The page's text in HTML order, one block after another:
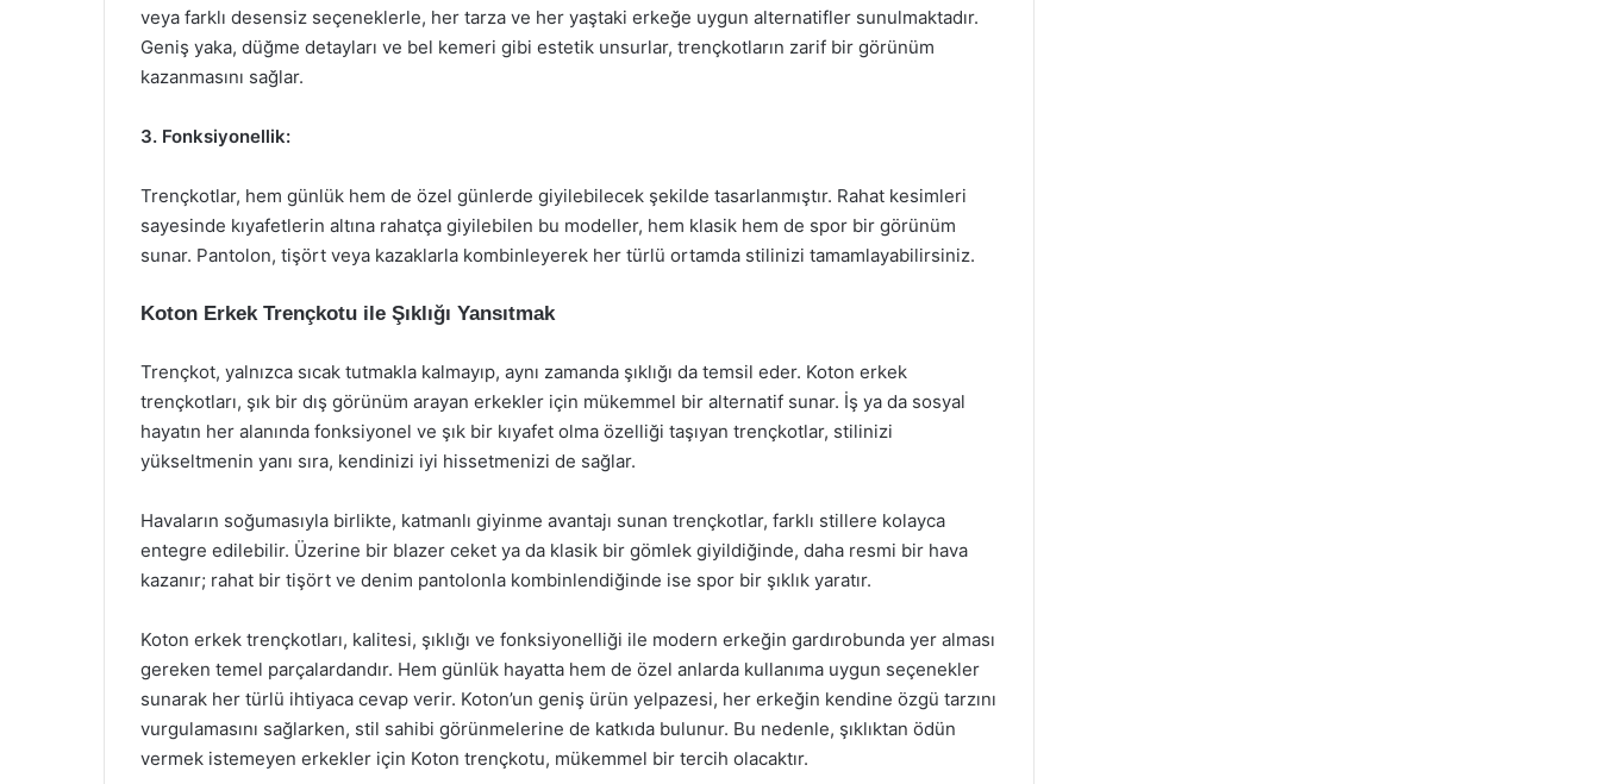
veya farklı desensiz seçeneklerle, her tarza ve her yaştaki erkeğe uygun alternatifler sunulmaktadır.
Geniş yaka, düğme detayları ve bel kemeri gibi estetik unsurlar, trençkotların zarif bir görünüm
kazanmasını sağlar.
3. Fonksiyonellik:
Trençkotlar, hem günlük hem de özel günlerde giyilebilecek şekilde tasarlanmıştır. Rahat kesimleri
sayesinde kıyafetlerin altına rahatça giyilebilen bu modeller, hem klasik hem de spor bir görünüm
sunar. Pantolon, tişört veya kazaklarla kombinleyerek her türlü ortamda stilinizi tamamlayabilirsiniz.
Koton Erkek Trençkotu ile Şıklığı Yansıtmak
Trençkot, yalnızca sıcak tutmakla kalmayıp, aynı zamanda şıklığı da temsil eder. Koton erkek
trençkotları, şık bir dış görünüm arayan erkekler için mükemmel bir alternatif sunar. İş ya da sosyal
hayatın her alanında fonksiyonel ve şık bir kıyafet olma özelliği taşıyan trençkotlar, stilinizi
yükseltmenin yanı sıra, kendinizi iyi hissetmenizi de sağlar.
Havaların soğumasıyla birlikte, katmanlı giyinme avantajı sunan trençkotlar, farklı stillere kolayca
entegre edilebilir. Üzerine bir blazer ceket ya da klasik bir gömlek giyildiğinde, daha resmi bir hava
kazanır; rahat bir tişört ve denim pantolonla kombinlendiğinde ise spor bir şıklık yaratır.
Koton erkek trençkotları, kalitesi, şıklığı ve fonksiyonelliği ile modern erkeğin gardırobunda yer alması
gereken temel parçalardandır. Hem günlük hayatta hem de özel anlarda kullanıma uygun seçenekler
sunarak her türlü ihtiyaca cevap verir. Koton’un geniş ürün yelpazesi, her erkeğin kendine özgü tarzını
vurgulamasını sağlarken, stil sahibi görünmelerine de katkıda bulunur. Bu nedenle, şıklıktan ödün
vermek istemeyen erkekler için Koton trençkotu, mükemmel bir tercih olacaktır.